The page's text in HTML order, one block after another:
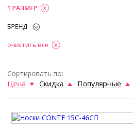
1 РАЗМЕР
БРЕНД
очистить все
Сортировать по:
Цена Скидка Популярные